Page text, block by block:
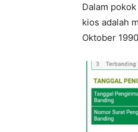
Dalam
kios adalah
Oktober